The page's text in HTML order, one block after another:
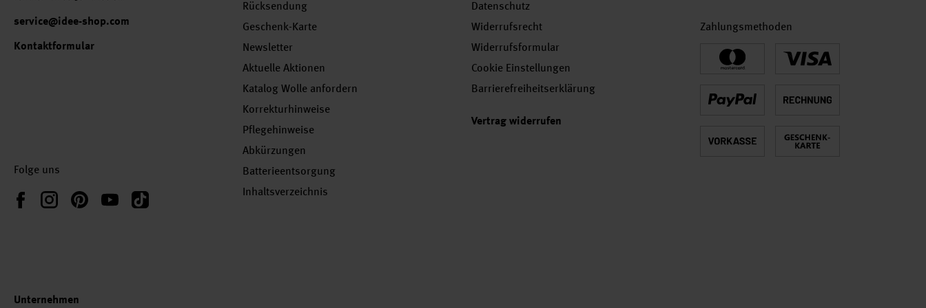
service@idee-shop.com
Kontaktformular
Folge uns
FacebookInstagramPinterestYouTubeTikTok
Rücksendung
Geschenk-Karte
Newsletter
Aktuelle Aktionen
Katalog Wolle anfordern
Korrekturhinweise
Pflegehinweise
Abkürzungen
Batterieentsorgung
Inhaltsverzeichnis
Datenschutz
Widerrufsrecht
Widerrufsformular
Cookie Einstellungen
Barrierefreiheitserklärung
Vertrag widerrufen
Zahlungsmethoden
Unternehmen